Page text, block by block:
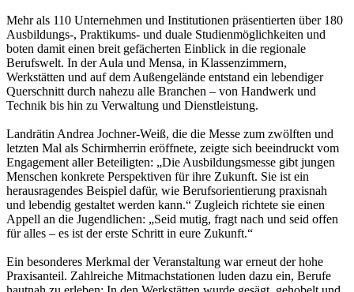
Mehr als 110 Unternehmen und Institutionen präsentierten über 180
Ausbildungs-, Praktikums- und duale Studienmöglichkeiten und
boten damit einen breit gefächerten Einblick in die regionale
Berufswelt. In der Aula und Mensa, in Klassenzimmern,
Werkstätten und auf dem Außengelände entstand ein lebendiger
Querschnitt durch nahezu alle Branchen – von Handwerk und
Technik bis hin zu Verwaltung und Dienstleistung.
Landrätin Andrea Jochner-Weiß, die die Messe zum zwölften und
letzten Mal als Schirmherrin eröffnete, zeigte sich beeindruckt vom
Engagement aller Beteiligten: „Die Ausbildungsmesse gibt jungen
Menschen konkrete Perspektiven für ihre Zukunft. Sie ist ein
herausragendes Beispiel dafür, wie Berufsorientierung praxisnah
und lebendig gestaltet werden kann.“ Zugleich richtete sie einen
Appell an die Jugendlichen: „Seid mutig, fragt nach und seid offen
für alles – es ist der erste Schritt in eure Zukunft.“
Ein besonderes Merkmal der Veranstaltung war erneut der hohe
Praxisanteil. Zahlreiche Mitmachstationen luden dazu ein, Berufe